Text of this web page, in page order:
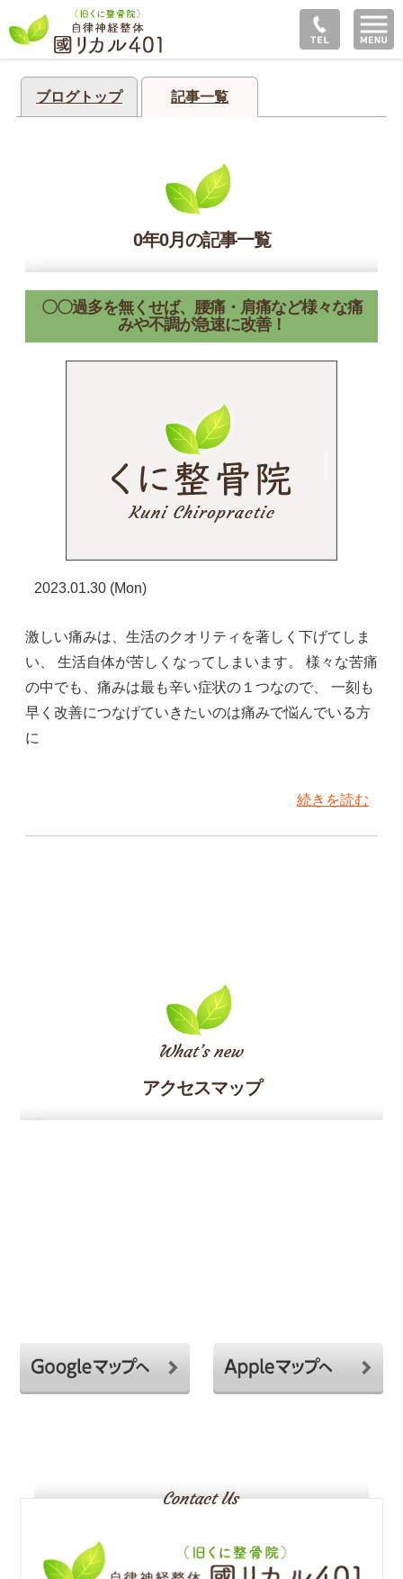
ブログトップ 記事一覧
0年0月の記事一覧
〇〇過多を無くせば、腰痛・肩痛など様々な痛
みや不調が急速に改善！
2023.01.30 (Mon)
激しい痛みは、生活のクオリティを著しく下げてしま
い、 生活自体が苦しくなってしまいます。 様々な苦痛
の中でも、痛みは最も辛い症状の１つなので、 一刻も
早く改善につなげていきたいのは痛みで悩んでいる方
に
続きを読む
アクセスマップ